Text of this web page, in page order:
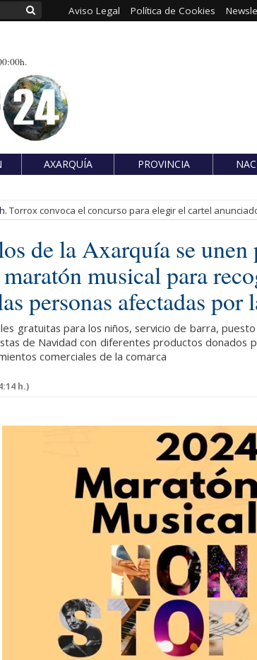
Aviso Legal Política de Cookies
AXARQUÍA PROVINCIA
Torrox convoca el concurso para elegir el cartel
de la Axarquía se unen
musical para
personas afectadas por
gratuitas para los niños, servicio de barra,
de Navidad con diferentes productos donados
comerciales de la comarca
h.)